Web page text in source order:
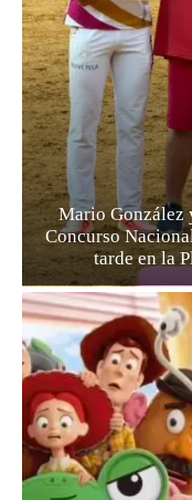
Mario González
Concurso
tarde en la